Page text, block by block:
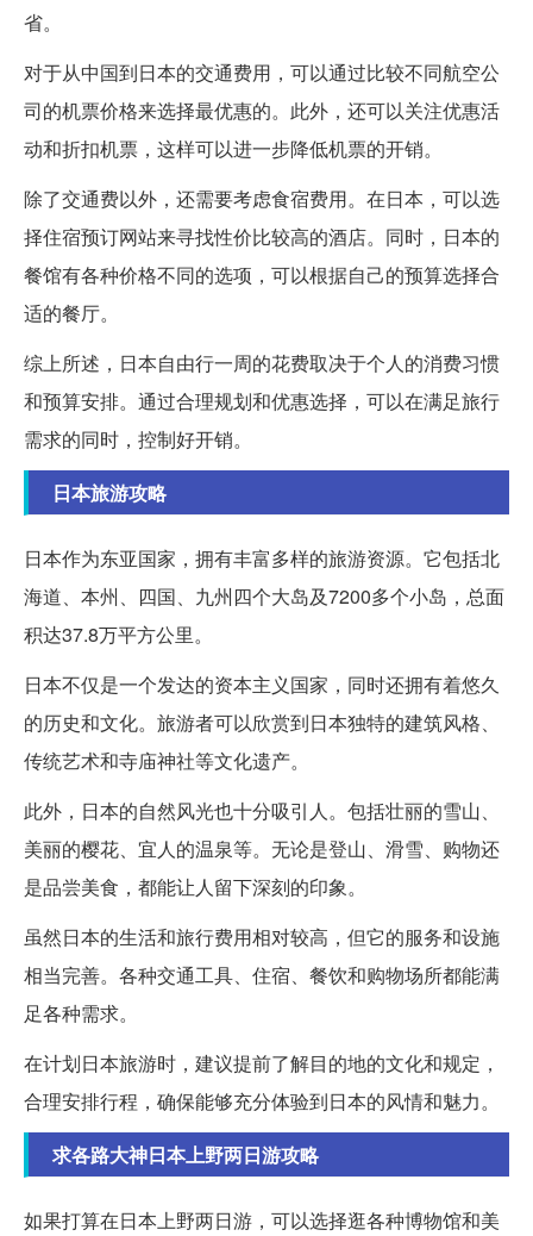
省。
对于从中国到日本的交通费用，可以通过比较不同航空公
司的机票价格来选择最优惠的。此外，还可以关注优惠活
动和折扣机票，这样可以进一步降低机票的开销。
除了交通费以外，还需要考虑食宿费用。在日本，可以选
择住宿预订网站来寻找性价比较高的酒店。同时，日本的
餐馆有各种价格不同的选项，可以根据自己的预算选择合
适的餐厅。
综上所述，日本自由行一周的花费取决于个人的消费习惯
和预算安排。通过合理规划和优惠选择，可以在满足旅行
需求的同时，控制好开销。
日本旅游攻略
日本作为东亚国家，拥有丰富多样的旅游资源。它包括北
海道、本州、四国、九州四个大岛及7200多个小岛，总面
积达37.8万平方公里。
日本不仅是一个发达的资本主义国家，同时还拥有着悠久
的历史和文化。旅游者可以欣赏到日本独特的建筑风格、
传统艺术和寺庙神社等文化遗产。
此外，日本的自然风光也十分吸引人。包括壮丽的雪山、
美丽的樱花、宜人的温泉等。无论是登山、滑雪、购物还
是品尝美食，都能让人留下深刻的印象。
虽然日本的生活和旅行费用相对较高，但它的服务和设施
相当完善。各种交通工具、住宿、餐饮和购物场所都能满
足各种需求。
在计划日本旅游时，建议提前了解目的地的文化和规定，
合理安排行程，确保能够充分体验到日本的风情和魅力。
求各路大神日本上野两日游攻略
如果打算在日本上野两日游，可以选择逛各种博物馆和美